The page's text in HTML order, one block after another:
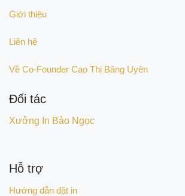
Giới thiệu
Liên hệ
Về Co-Founder Cao Thị Băng Uyên
Đối tác
Xưởng In Bảo Ngọc
Hỗ trợ
Hướng dẫn đặt in